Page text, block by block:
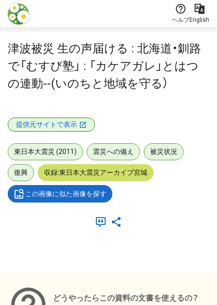
本文に飛ぶ
ヘルプEnglish
津波被災 生の声届ける : 北海道・釧路
で「むすび塾」 : 「カケアガレ」とはつ
の連動--(いのちと地域を守る）
提供元サイトで表示
東日本大震災 (2011) 震災への備え 被災状況
復興 収録:東日本大震災アーカイブ宮城
この画像に似た画像を探す
どうやったらこの資料の文書を使えるの？